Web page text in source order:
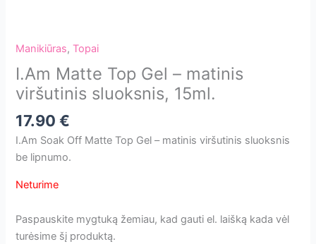
Manikiūras,Topai
I.Am Matte Top Gel – matinis
viršutinis sluoksnis, 15ml.
17.90€
I.Am Soak Off Matte Top Gel – matinis viršutinis sluoksnis
be lipnumo.
Neturime
Paspauskite mygtuką žemiau, kad gauti el. laišką kada vėl
turėsime šį produktą.